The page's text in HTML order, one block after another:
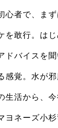
者で、ま
を敢行。は
バイスを
感覚。水が
活から、
ヨネーズ小